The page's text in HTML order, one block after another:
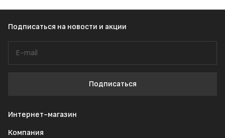
Подписаться на новости и акции
Подписаться
Интернет-магазин
Компания